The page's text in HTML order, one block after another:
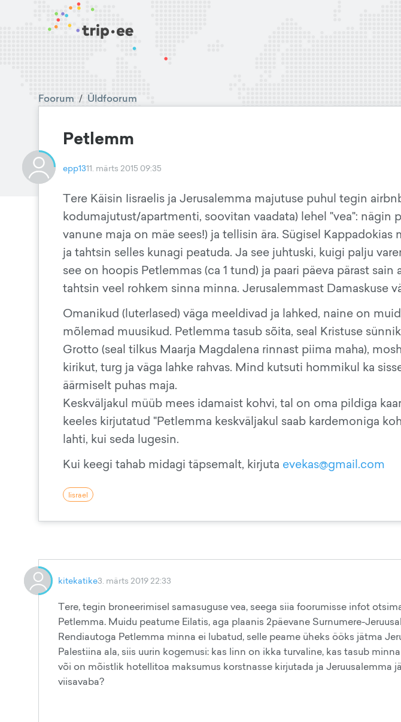
Foorum / Üldfoorum
Petlemm
epp1311. märts 2015 09:35
Tere Käisin Iisraelis ja Jerusalemma majutuse puhul tegin
kodumajutust/apartmenti, soovitan vaadata) lehel "vea": nägin
vanune maja on mäe sees!) ja tellisin ära. Sügisel
ja tahtsin selles kunagi peatuda. Ja see juhtuski, kuigi palju
see on hoopis Petlemmas (ca 1 tund) ja paari päeva pärast sain
tahtsin veel rohkem sinna minna. Jerusalemmast Damaskuse
Omanikud (luterlased) väga meeldivad ja lahked, naine on
mõlemad muusikud. Petlemma tasub sõita, seal Kristuse
Grotto (seal tilkus Maarja Magdalena rinnast piima maha),
kirikut, turg ja väga lahke rahvas. Mind kutsuti hommikul ka
äärmiselt puhas maja.
Keskväljakul müüb mees idamaist kohvi, tal on oma pildiga
keeles kirjutatud "Petlemma keskväljakul saab kardemoniga
lahti, kui seda lugesin.
Kui keegi tahab midagi täpsemalt, kirjuta evekas@gmail.com
Iisrael
kitekatike3. märts 2019 22:33
Tere, tegin broneerimisel samasuguse vea, seega siia foorumisse infot
Petlemma. Muidu peatume Eilatis, aga plaanis 2päevane Surnumere-
Rendiautoga Petlemma minna ei lubatud, selle peame üheks ööks jätma
Palestiina ala, siis uurin kogemusi: kas linn on ikka turvaline, kas tasub
või on mõistlik hotellitoa maksumus korstnasse kirjutada ja Jeruusalemma
viisavaba?